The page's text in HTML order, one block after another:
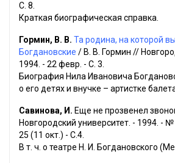
С. 8.
Краткая биографическая справка.
Гормин, В. В. Та родина, на которой
Богдановские / В. В. Гормин //
1994. - 22 февр. - С. 3.
Биография Нила Ивановича
о его детях и внучке – артистке
Савинова, И. Еще не прозвенел
Новгородский университет. - 1994. -
25 (11 окт.) - С.4.
В т. ч. о театре Н. И. Богдановского